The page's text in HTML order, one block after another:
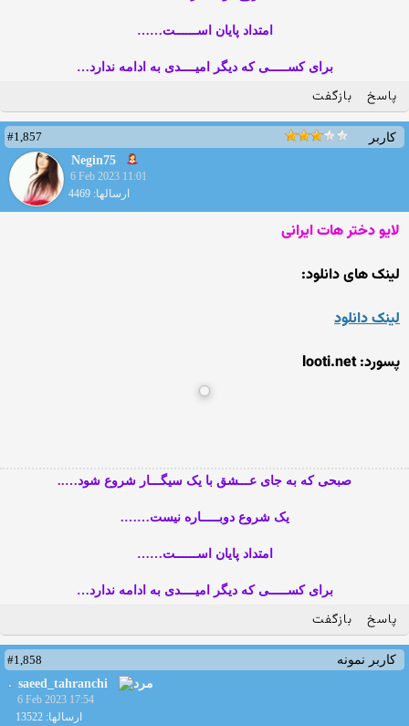
امتداد پایان اســــــت……
برای کســـــی که دیگر امیــــدی به ادامه ندارد…
پاسخ بازگفت
کاربر
#1,857
Negin75
6 Feb 2023 11:01
ارسالها: 4469
لایو دختر هات ایرانی
لینک های دانلود:
لینک دانلود
پسورد: looti.net
صبحی که به جای عـــشق با یک سیگـــار شروع شود…..
یک شروع دوبـــــاره نیست…….
امتداد پایان اســــــت……
برای کســـــی که دیگر امیــــدی به ادامه ندارد…
پاسخ بازگفت
کاربر نمونه
#1,858
saeed_tahranchi
6 Feb 2023 17:54
ارسالها: 13522